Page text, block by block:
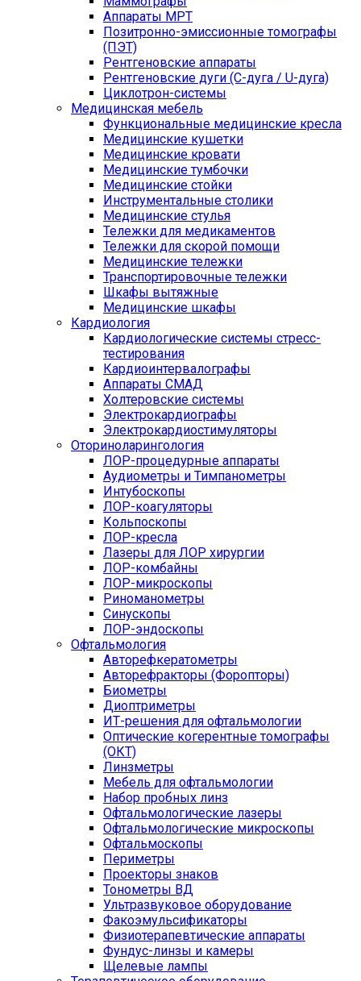
Аппараты МРТ
Позитронно-эмиссионные томографы
(ПЭТ)
Рентгеновские аппараты
Рентгеновские дуги (С-дуга / U-дуга)
Циклотрон-системы
Медицинская мебель
Функциональные медицинские кресла
Медицинские кушетки
Медицинские кровати
Медицинские тумбочки
Медицинские стойки
Инструментальные столики
Медицинские стулья
Тележки для медикаментов
Тележки для скорой помощи
Медицинские тележки
Транспортировочные тележки
Шкафы вытяжные
Медицинские шкафы
Кардиология
Кардиологические системы стресс-
тестирования
Кардиоинтервалографы
Аппараты СМАД
Холтеровские системы
Электрокардиографы
Электрокардиостимуляторы
Оториноларингология
ЛОР-процедурные аппараты
Аудиометры и Тимпанометры
Интубоскопы
ЛОР-коагуляторы
Кольпоскопы
ЛОР-кресла
Лазеры для ЛОР хирургии
ЛОР-комбайны
ЛОР-микроскопы
Риноманометры
Синускопы
ЛОР-эндоскопы
Офтальмология
Авторефкератометры
Авторефракторы (Форопторы)
Биометры
Диоптриметры
ИТ-решения для офтальмологии
Оптические когерентные томографы
(ОКТ)
Линзметры
Мебель для офтальмологии
Набор пробных линз
Офтальмологические лазеры
Офтальмологические микроскопы
Офтальмоскопы
Периметры
Проекторы знаков
Тонометры ВД
Ультразвуковое оборудование
Факоэмульсификаторы
Физиотерапевтические аппараты
Фундус-линзы и камеры
Щелевые лампы